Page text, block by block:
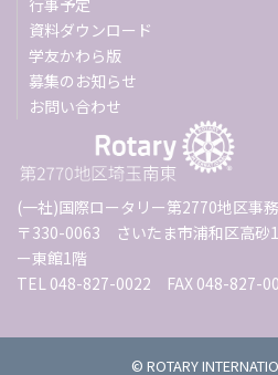
行事予定
資料ダウンロード
学友かわら版
募集のお知らせ
お問い合わせ
(一社)国際ロータリー第2770地区事
〒330-0063 さいたま市浦和区高砂
ー東館1階
TEL 048-827-0022 FAX 048-827-
© ROTARY